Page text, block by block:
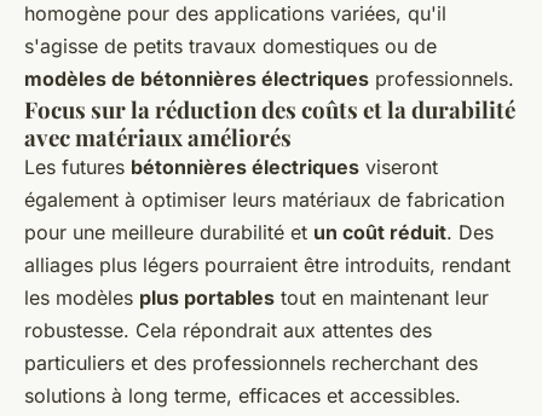
homogène pour des applications variées, qu'il
s'agisse de petits travaux domestiques ou de
modèles de bétonnières électriques professionnels.
Focus sur la réduction des coûts et la durabilité
avec matériaux améliorés
Les futures bétonnières électriques viseront
également à optimiser leurs matériaux de fabrication
pour une meilleure durabilité et un coût réduit. Des
alliages plus légers pourraient être introduits, rendant
les modèles plus portables tout en maintenant leur
robustesse. Cela répondrait aux attentes des
particuliers et des professionnels recherchant des
solutions à long terme, efficaces et accessibles.